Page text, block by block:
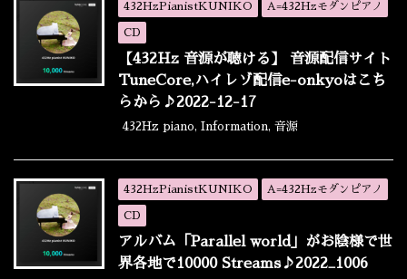
432HzPianistKUNIKO A=432Hzモダンピアノ
CD
【432Hz 音源が聴ける】 音源配信サイト
TuneCore,ハイレゾ配信e-onkyoはこち
らから♪2022-12-17
432Hz piano, Information, 音源
432HzPianistKUNIKO A=432Hzモダンピアノ
CD
アルバム「Parallel world」がお陰様で世
界各地で10000 Streams♪2022_1006